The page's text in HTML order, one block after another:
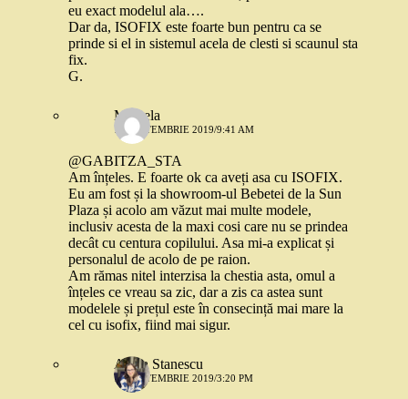
eu exact modelul ala….
Dar da, ISOFIX este foarte bun pentru ca se
prinde si el in sistemul acela de clesti si scaunul sta
fix.
G.
Mihaela
14 SEPTEMBRIE 2019/9:41 AM
@GABITZA_STA
Am înțeles. E foarte ok ca aveți asa cu ISOFIX.
Eu am fost și la showroom-ul Bebetei de la Sun
Plaza și acolo am văzut mai multe modele,
inclusiv acesta de la maxi cosi care nu se prindea
decât cu centura copilului. Asa mi-a explicat și
personalul de acolo de pe raion.
Am rămas nitel interzisa la chestia asta, omul a
înțeles ce vreau sa zic, dar a zis ca astea sunt
modelele și prețul este în consecință mai mare la
cel cu isofix, fiind mai sigur.
Alexa Stanescu
17 SEPTEMBRIE 2019/3:20 PM